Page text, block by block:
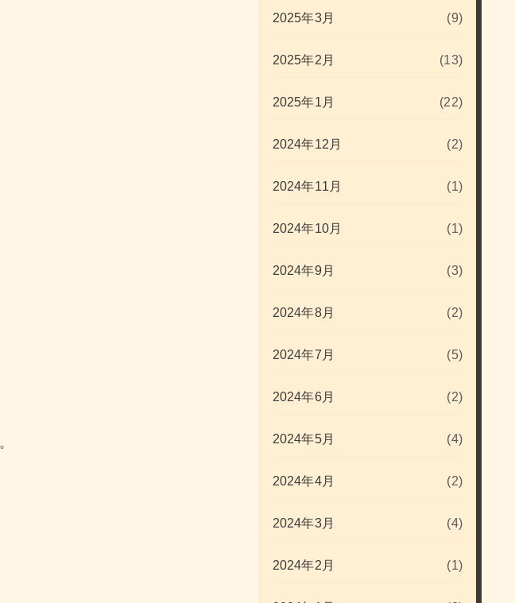
2025年3月 (9)
2025年2月 (13)
2025年1月 (22)
2024年12月 (2)
2024年11月 (1)
2024年10月 (1)
2024年9月 (3)
2024年8月 (2)
2024年7月 (5)
2024年6月 (2)
2024年5月 (4)
2024年4月 (2)
2024年3月 (4)
2024年2月 (1)